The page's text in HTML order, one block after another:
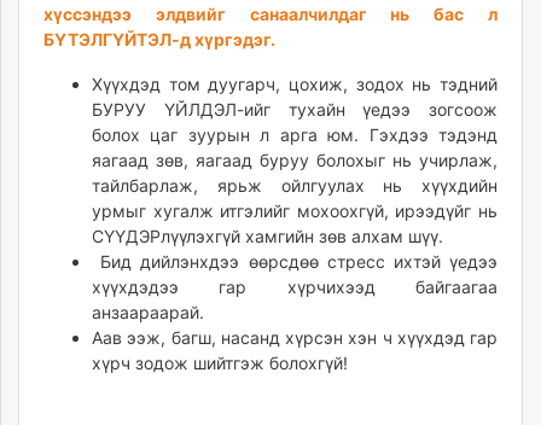
хүссэндээ элдвийг санаалчилдаг нь бас л
БҮТЭЛГҮЙТЭЛ-д хүргэдэг.
Хүүхдэд том дуугарч, цохиж, зодох нь тэдний
БУРУУ ҮЙЛДЭЛ-ийг тухайн үедээ зогсоож
болох цаг зуурын л арга юм. Гэхдээ тэдэнд
яагаад зөв, яагаад буруу болохыг нь учирлаж,
тайлбарлаж, ярьж ойлгуулах нь хүүхдийн
урмыг хугалж итгэлийг мохоохгүй, ирээдүйг нь
СҮҮДЭРлүүлэхгүй хамгийн зөв алхам шүү.
Бид дийлэнхдээ өөрсдөө стресс ихтэй үедээ
хүүхдэдээ гар хүрчихээд байгаагаа
анзаараарай.
Аав ээж, багш, насанд хүрсэн хэн ч хүүхдэд гар
хүрч зодож шийтгэж болохгүй!